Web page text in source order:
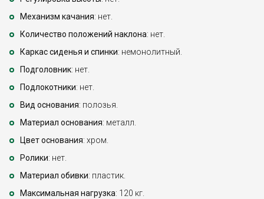
Механизм качания: нет.
Количество положений наклона: нет.
Каркас сиденья и спинки: немонолитный.
Подголовник: нет.
Подлокотники: нет.
Вид основания: полозья.
Материал основания: металл.
Цвет основания: хром.
Ролики: нет.
Материал обивки: пластик.
Максимальная нагрузка: 120 кг.